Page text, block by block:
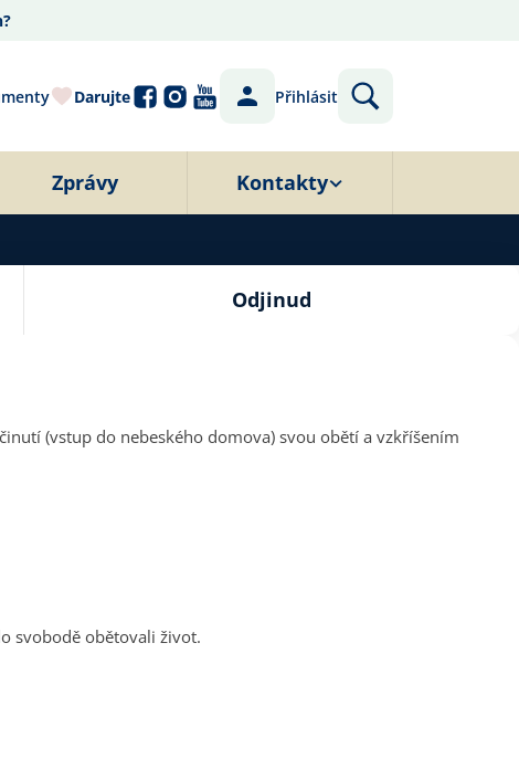
Darujte Přihlásit
Zprávy Kontakty
Odjinud
svobodě obětovali život.